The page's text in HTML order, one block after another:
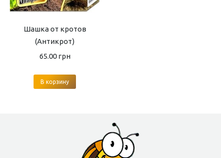
Шашка от кротов
(Антикрот)
65.00 грн
В корзину